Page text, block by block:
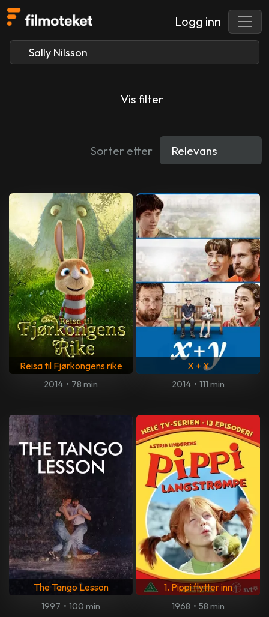
Logg inn
Vis filter
Sorter etter
Reisa til Fjørkongens rike
2014 • 78 min
X + Y
2014 • 111 min
The Tango Lesson
1997 • 100 min
1. Pippi flytter inn
1968 • 58 min